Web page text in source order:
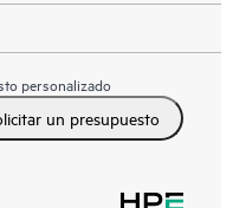
personalizado
un presupuesto